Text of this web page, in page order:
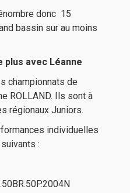
donc 15
bassin sur au moins
plus avec Léanne
championnats de
ROLLAND. Ils sont à
régionaux Juniors.
individuelles
: